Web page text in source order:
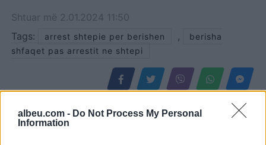
albeu.com - Do Not Process My Personal
Information
Shtuar më 2.01.2024 11:50
Tags:
arrest shtepie per berishen ,
berisha
shfaqet pas arrestit ne shtepi